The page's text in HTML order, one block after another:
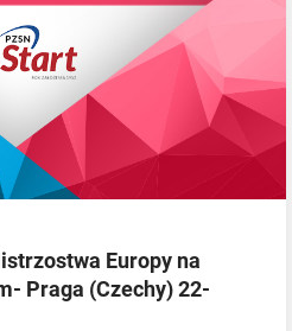
Europy na
Praga (Czechy) 22-